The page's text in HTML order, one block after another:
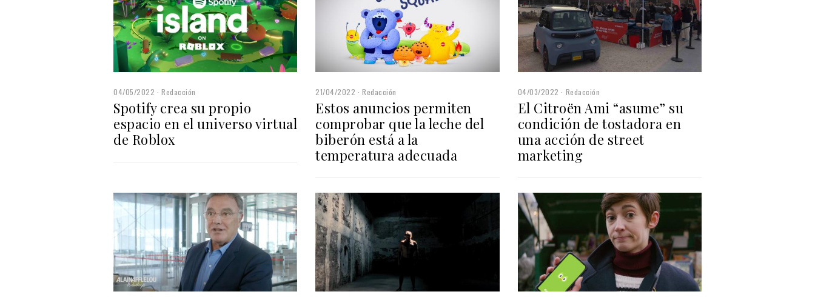
04/05/2022 Redacción
Spotify crea su propio
espacio en el universo virtual
de Roblox
21/04/2022 Redacción
Estos anuncios permiten
comprobar que la leche del
biberón está a la
temperatura adecuada
04/03/2022 Redacción
El Citroën Ami “asume” su
condición de tostadora en
una acción de street
marketing